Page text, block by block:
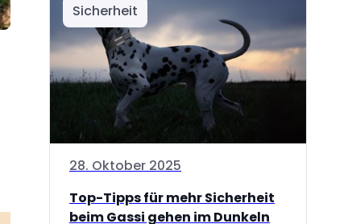
Sicherheit
28. Oktober 2025
Top-Tipps für mehr Sicherheit
beim Gassi gehen im Dunkeln